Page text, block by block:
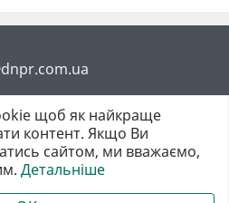
порадниця
або частковому використанні
щоб як найкраще
контент. Якщо Ви
сайтом, ми вважаємо,
Детальніше